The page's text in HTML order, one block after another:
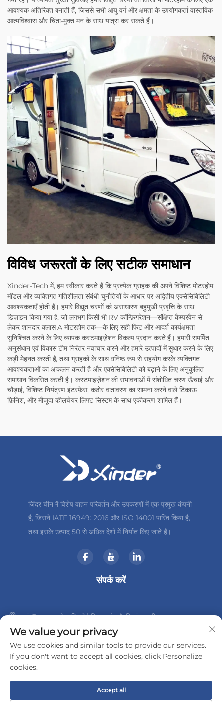
आवश्यक अतिरिक्त बनाती हैं, जिससे सभी आयु वर्ग और क्षमता के उपयोगकर्ता वास्तविक
आत्मविश्वास और चिंता-मुक्त मन के साथ यात्रा कर सकते हैं।
विविध जरूरतों के लिए सटीक समाधान
Xinder-Tech में, हम स्वीकार करते हैं कि प्रत्येक ग्राहक की अपने विशिष्ट मोटरहोम
मॉडल और व्यक्तिगत गतिशीलता संबंधी चुनौतियों के आधार पर अद्वितीय एक्सेसिबिलिटी
आवश्यकताएँ होती हैं। हमारे विद्युत चरणों को असाधारण बहुमुखी प्रवृत्ति के साथ
डिज़ाइन किया गया है, जो लगभग किसी भी RV कॉन्फ़िगरेशन—संक्षिप्त कैम्परवैन से
लेकर शानदार क्लास A मोटरहोम तक—के लिए सही फिट और आदर्श कार्यक्षमता
सुनिश्चित करने के लिए व्यापक कस्टमाइज़ेशन विकल्प प्रदान करते हैं। हमारी समर्पित
अनुसंधान एवं विकास टीम निरंतर नवाचार करने और हमारे उत्पादों में सुधार करने के लिए
कड़ी मेहनत करती है, तथा ग्राहकों के साथ घनिष्ठ रूप से सहयोग करके व्यक्तिगत
आवश्यकताओं का आकलन करती है और एक्सेसिबिलिटी को बढ़ाने के लिए अनुकूलित
समाधान विकसित करती है। कस्टमाइज़ेशन की संभावनाओं में संशोधित चरण ऊँचाई और
चौड़ाई, विशिष्ट नियंत्रण इंटरफ़ेस, कठोर वातावरण का सामना करने वाले टिकाऊ
फ़िनिश, और मौजूदा व्हीलचेयर लिफ्ट सिस्टम के साथ एकीकरण शामिल हैं।
जिंदर चीन में विशेष वाहन परिवर्तन और उपकरणों में एक प्रमुख कंपनी
है, जिसने IATF 16949: 2016 और ISO 14001 पारित किया है,
तथा इसके उत्पाद 50 से अधिक देशों में निर्यात किए जाते हैं।
संपर्क करें
नं. 3 हानशान रोड, जिनबेई जिला, चांगझौ, जियांगसु, चीन
+86-18961288218
[email protected]
कॉपीराइट © 2025 चांगझौ जिंडर-टेक इलेक्ट्रॉनिक्स कंपनी, लिमिटेड द्वारा गोपनीयता नीति
We value your privacy
We use cookies and similar tools to provide our services.
If you don't want to accept all cookies, click Personalize
cookies.
Accept all